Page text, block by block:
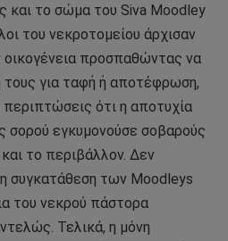
και το σώμα του Siva Moodley
του νεκροτομείου άρχισαν
οικογένεια προσπαθώντας να
για ταφή ή αποτέφρωση,
ότι η αποτυχία
σορού εγκυμονούσε σοβαρούς
και το περιβάλλον. Δεν
συγκατάθεση των Moodleys
του νεκρού πάστορα
Τελικά, η μόνη